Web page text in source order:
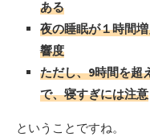
ある
夜の睡眠が１時間
響度
ただし、9時間を超
で、寝すぎには注意
ということですね。